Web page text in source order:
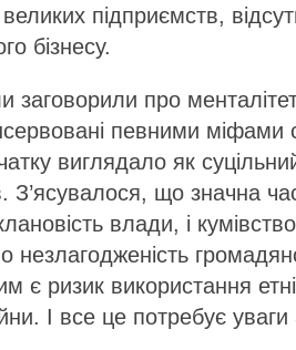
підприємств,
бізнесу.
заговорили про
певними міфами
виглядало як
З’ясувалося, що значна
влади, і
є ризик використання
І все це потребує уваги